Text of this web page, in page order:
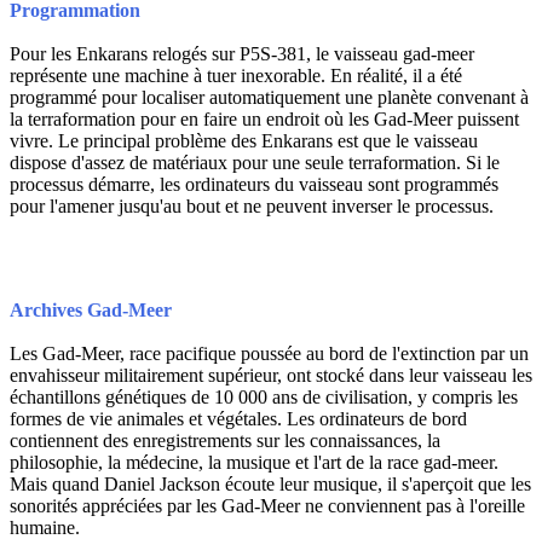
Programmation
Pour les Enkarans relogés sur P5S-381, le vaisseau gad-meer
représente une machine à tuer inexorable. En réalité, il a été
programmé pour localiser automatiquement une planète convenant à
la terraformation pour en faire un endroit où les Gad-Meer puissent
vivre. Le principal problème des Enkarans est que le vaisseau
dispose d'assez de matériaux pour une seule terraformation. Si le
processus démarre, les ordinateurs du vaisseau sont programmés
pour l'amener jusqu'au bout et ne peuvent inverser le processus.
Archives Gad-Meer
Les Gad-Meer, race pacifique poussée au bord de l'extinction par un
envahisseur militairement supérieur, ont stocké dans leur vaisseau les
échantillons génétiques de 10 000 ans de civilisation, y compris les
formes de vie animales et végétales. Les ordinateurs de bord
contiennent des enregistrements sur les connaissances, la
philosophie, la médecine, la musique et l'art de la race gad-meer.
Mais quand Daniel Jackson écoute leur musique, il s'aperçoit que les
sonorités appréciées par les Gad-Meer ne conviennent pas à l'oreille
humaine.